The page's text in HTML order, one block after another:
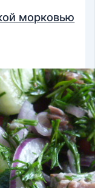
морковью